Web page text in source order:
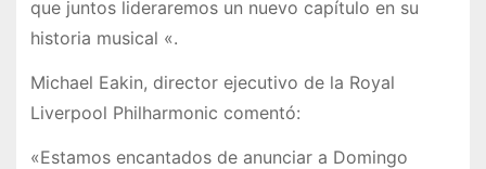
que juntos lideraremos un nuevo capítulo en su
historia musical «.
Michael Eakin, director ejecutivo de la Royal
Liverpool Philharmonic comentó:
«Estamos encantados de anunciar a Domingo